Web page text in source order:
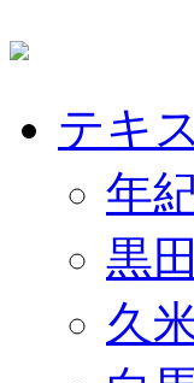
テキ
年
黒
久